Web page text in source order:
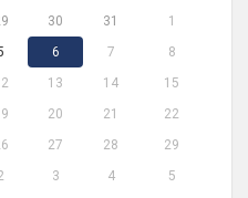
30 31
1
6 7
8
13 14
15
20 21
22
27 28
29
3 4 5